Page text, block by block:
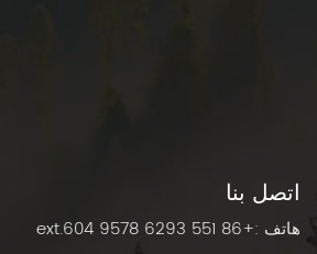
اتصل بنا
هاتف :+86 551 6293 9578 ext.604